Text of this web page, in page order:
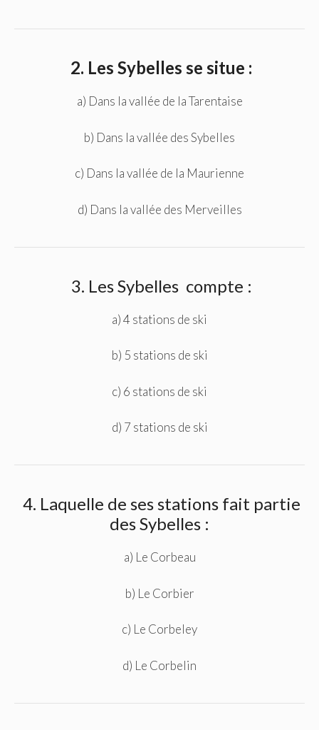
2. Les Sybelles se situe :
a) Dans la vallée de la Tarentaise
b) Dans la vallée des Sybelles
c) Dans la vallée de la Maurienne
d) Dans la vallée des Merveilles
3. Les Sybelles compte :
a) 4 stations de ski
b) 5 stations de ski
c) 6 stations de ski
d) 7 stations de ski
4. Laquelle de ses stations fait partie
des Sybelles :
a) Le Corbeau
b) Le Corbier
c) Le Corbeley
d) Le Corbelin